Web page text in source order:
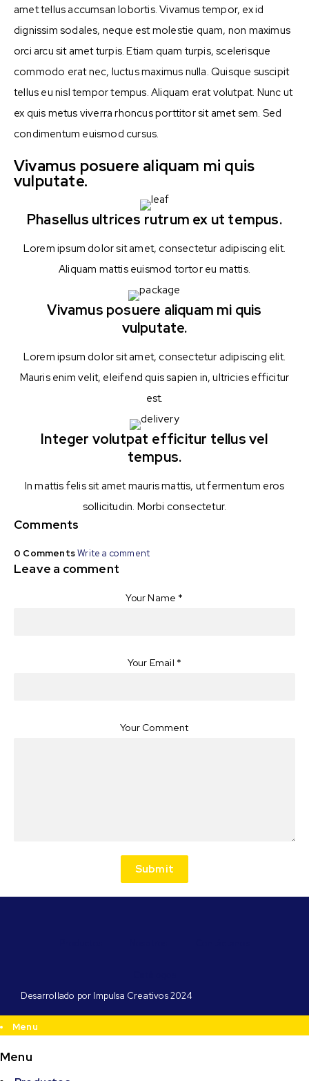
amet tellus accumsan lobortis. Vivamus tempor, ex id
dignissim sodales, neque est molestie quam, non maximus
orci arcu sit amet turpis. Etiam quam turpis, scelerisque
commodo erat nec, luctus maximus nulla. Quisque suscipit
tellus eu nisl tempor tempus. Aliquam erat volutpat. Nunc ut
ex quis metus viverra rhoncus porttitor sit amet sem. Sed
condimentum euismod cursus.
Vivamus posuere aliquam mi quis
vulputate.
Phasellus ultrices rutrum ex ut tempus.
Lorem ipsum dolor sit amet, consectetur adipiscing elit.
Aliquam mattis euismod tortor eu mattis.
Vivamus posuere aliquam mi quis
vulputate.
Lorem ipsum dolor sit amet, consectetur adipiscing elit.
Mauris enim velit, eleifend quis sapien in, ultricies efficitur
est.
Integer volutpat efficitur tellus vel
tempus.
In mattis felis sit amet mauris mattis, ut fermentum eros
sollicitudin. Morbi consectetur.
Comments
0 CommentsWrite a comment
Leave a comment
Your Name *
Your Email *
Your Comment
Submit
Desarrollado por Impulsa Creativos 2024
Menu
Menu